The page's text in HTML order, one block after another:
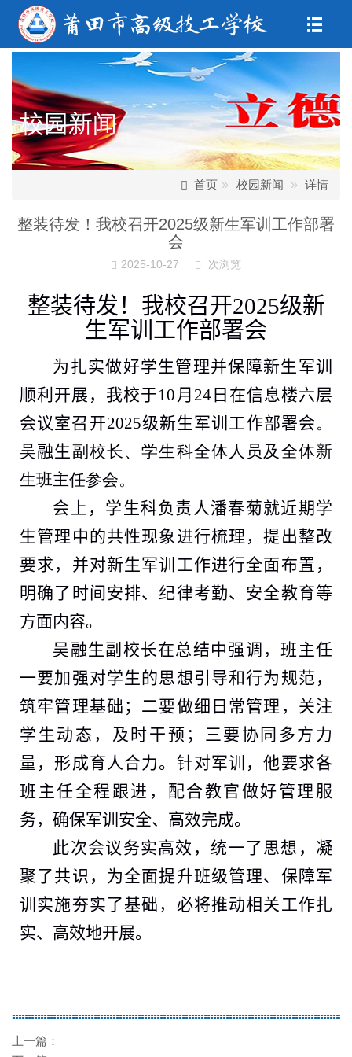
校园新闻
首页 校园新闻 详情
整装待发！我校召开2025级新生军训工作部署
会
2025-10-27 次浏览
整装待发！ 我校召开2025级新
生军训工作部署会
为扎实做好学生管理并保障新生军训
顺利开展，我校于10 月 24日在信息楼六层
会议室召开2025级新生军训工作部署会。
吴融生副校长、学生科全体人员及全体新
生班主任参会。
会上，学生科负责人潘春菊就近期学
生管理中的共性现象进行梳理，提出整改
要求，并对新生军训工作进行全面布置，
明确了时间安排、纪律考勤、安全教育等
方面内容。
吴融生副校长在总结中强调，班主任
一要加强对学生的思想引导和行为规范，
筑牢管理基础；二要做细日常管理，关注
学生动态，及时干预；三要协同多方力
量，形成育人合力。针对军训，他要求各
班主任全程跟进，配合教官做好管理服
务，确保军训安全、高效完成。
此次会议务实高效，统一了思想，凝
聚了共识，为全面提升班级管理、保障军
训实施夯实了基础，必将推动相关工作扎
实、高效地开展。
上一篇：